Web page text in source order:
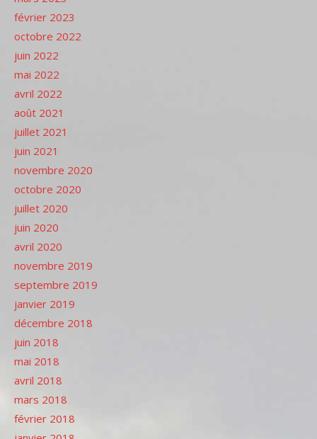
février 2023
octobre 2022
juin 2022
mai 2022
avril 2022
août 2021
juillet 2021
juin 2021
novembre 2020
octobre 2020
juillet 2020
juin 2020
avril 2020
novembre 2019
septembre 2019
janvier 2019
décembre 2018
juin 2018
mai 2018
avril 2018
mars 2018
février 2018